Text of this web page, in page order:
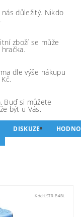
důležitý. Nikdo
zboží se může
dle výše nákupu
Buď si můžete
být u Vás.
DISKUZE
Kód: LSTR-B4BL